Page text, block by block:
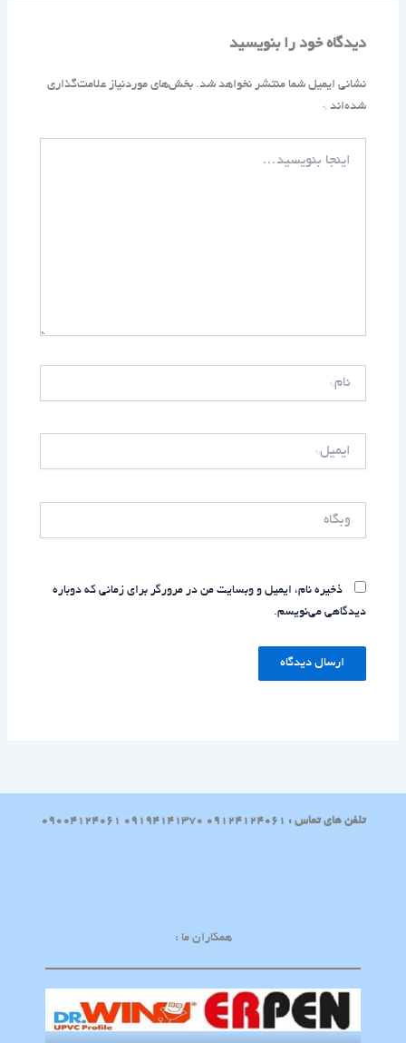
دیدگاه‌ خود را بنویسید
نشانی ایمیل شما منتشر نخواهد شد. بخش‌های موردنیاز علامت‌گذاری
شده‌اند*
بنویسید…
ذخیره نام، ایمیل و وبسایت من در مرورگر برای زمانی که دوباره
دیدگاهی می‌نویسم.
تلفن های تماس : 09124124061 09194141370 09004124061
همکاران ما :